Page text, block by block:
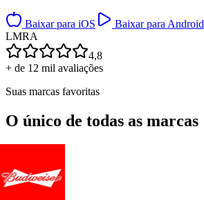
Baixar para iOS
Baixar para Android
LMRA
4,8
+ de 12 mil avaliações
Suas marcas favoritas
O único de todas as marcas